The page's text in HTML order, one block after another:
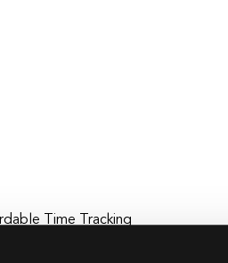
Time Tracking